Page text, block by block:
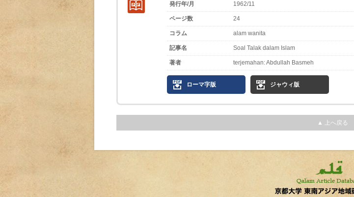
発行年/月 1962/11
ページ数 24
コラム alam wanita
記事名 Soal Talak dalam Islam
著者 terjemahan: Abdullah Basmeh
ローマ字版 ジャウィ版
▲ 上へ戻る